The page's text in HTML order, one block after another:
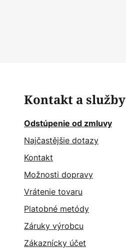
Kontakt a služby
Odstúpenie od zmluvy
Najčastějšie dotazy
Kontakt
Možnosti dopravy
Vrátenie tovaru
Platobné metódy
Záruky výrobcu
Zákaznícky účet